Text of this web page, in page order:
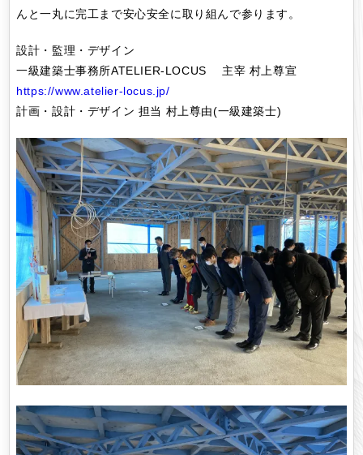
んと一丸に完工まで安心安全に取り組んで参ります。
設計・監理・デザイン
一級建築士事務所ATELIER-LOCUS 主宰 村上尊宣
https://www.atelier-locus.jp/
計画・設計・デザイン 担当 村上尊由(一級建築士)